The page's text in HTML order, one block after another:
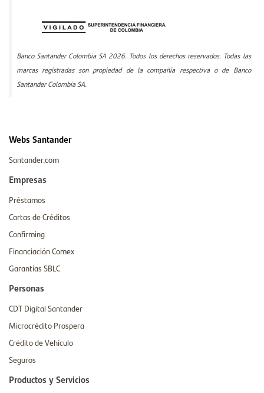
Banco Santander Colombia SA 2026. Todos los derechos reservados. Todas las
marcas registradas son propiedad de la compañía respectiva o de Banco
Santander Colombia SA.
Webs Santander
Santander.com
Empresas
Préstamos
Cartas de Créditos
Confirming
Financiación Comex
Garantías SBLC
Personas
CDT Digital Santander
Microcrédito Prospera
Crédito de Vehículo
Seguros
Productos y Servicios